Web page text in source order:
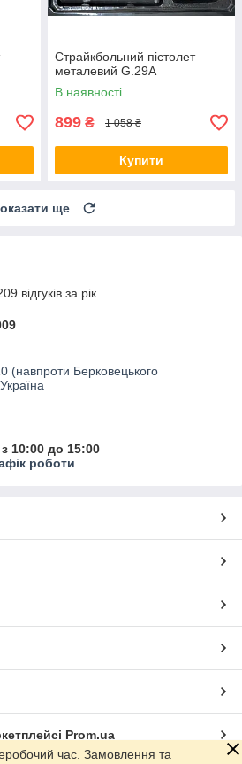
Страйкбольний пістолет
металевий G.29A
В наявності
899 ₴ 1 058 ₴
Купити
ще
відгуків за рік
(навпроти Берковецького
10:00 до 15:00
роботи
Prom.ua
час. Замовлення та